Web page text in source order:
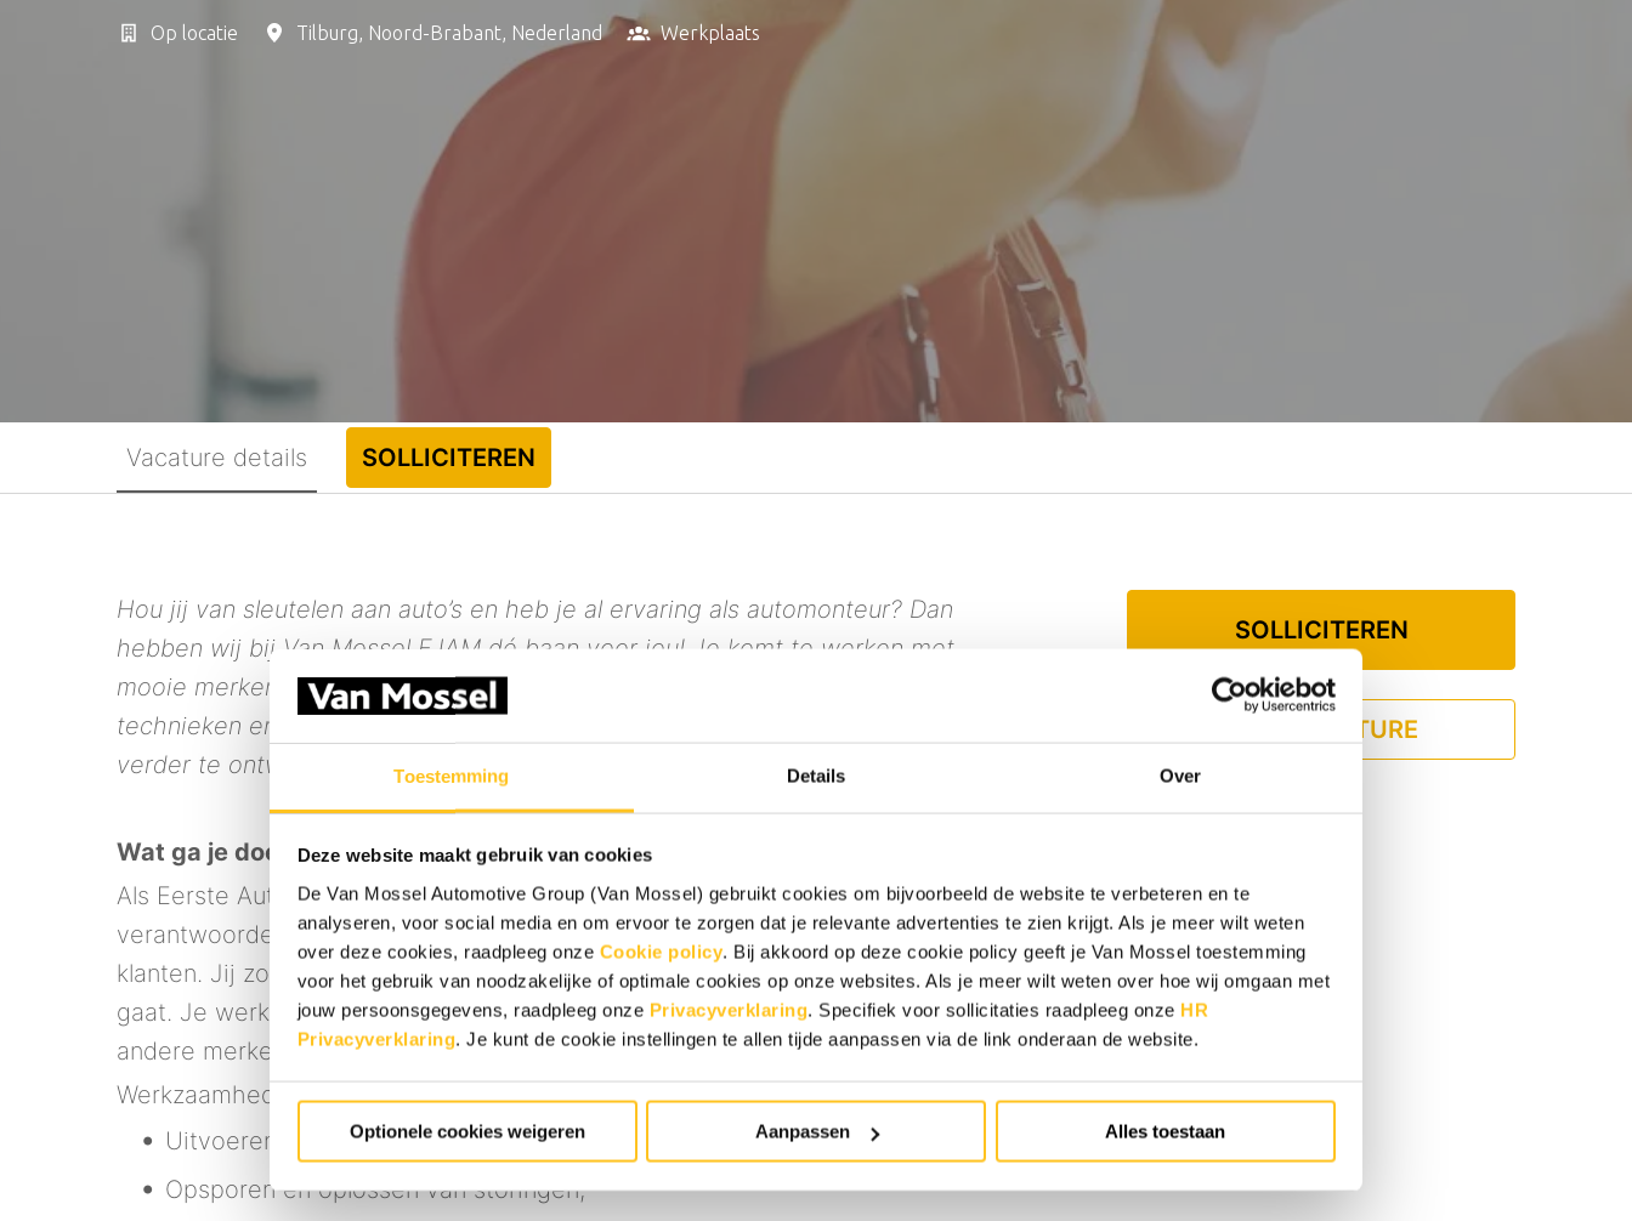
Toestemming Details Over
Deze website maakt gebruik van cookies
De Van Mossel Automotive Group (Van Mossel) gebruikt cookies om bijvoorbeeld de website te verbeteren en te
analyseren, voor social media en om ervoor te zorgen dat je relevante advertenties te zien krijgt. Als je meer wilt weten
over deze cookies, raadpleeg onze Cookie policy. Bij akkoord op deze cookie policy geeft je Van Mossel toestemming
voor het gebruik van noodzakelijke of optimale cookies op onze websites. Als je meer wilt weten over hoe wij omgaan met
jouw persoonsgegevens, raadpleeg onze Privacyverklaring. Specifiek voor sollicitaties raadpleeg onze HR
Privacyverklaring. Je kunt de cookie instellingen te allen tijde aanpassen via de link onderaan de website.
Optionele cookies weigeren Aanpassen Alles toestaan
Op locatie Tilburg, Noord-Brabant, Nederland Werkplaats
Vacature details SOLLICITEREN
Hou jij van sleutelen aan auto’s en heb je al ervaring als automonteur? Dan
hebben wij bij Van Mossel FJAM dé baan voor jou! Je komt te werken met
mooie merken zoals Alfa Romeo, Jeep en Fiat en gebruikt dagelijks moderne
technieken en apparatuur. Daarnaast krijg je volop mogelijkheden om jezelf
verder te ontwikkelen binnen een gezellig en hecht team.
Wat ga je doen?
Als Eerste Automonteur bij Van Mossel FJAM ben jij samen met jouw collega’s
verantwoordelijk voor het onderhoud en de reparaties van de auto’s van onze
klanten. Jij zorgt ervoor dat iedere auto weer veilig en in topconditie de weg op
gaat. Je werkt voornamelijk aan de merken Alfa Romeo, Jeep en Fiat, maar ook
andere merken kunnen voorbij komen in onze werkplaats.
Werkzaamheden waar je dagelijks mee bezig bent:
Uitvoeren van onderhoudsbeurten en reparaties;
Opsporen en oplossen van storingen;
SOLLICITEREN
DEEL VACATURE